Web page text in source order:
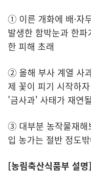
① 이른 개화에 배·자
발생한 함박눈과 한
한 피해 초래
② 올해 부사 계열 사
제 꽃이 피기 시작하
'금사과' 사태가 재연
③ 대부분 농작물재해
입 농가는 절반 정도
[농림축산식품부 설명]